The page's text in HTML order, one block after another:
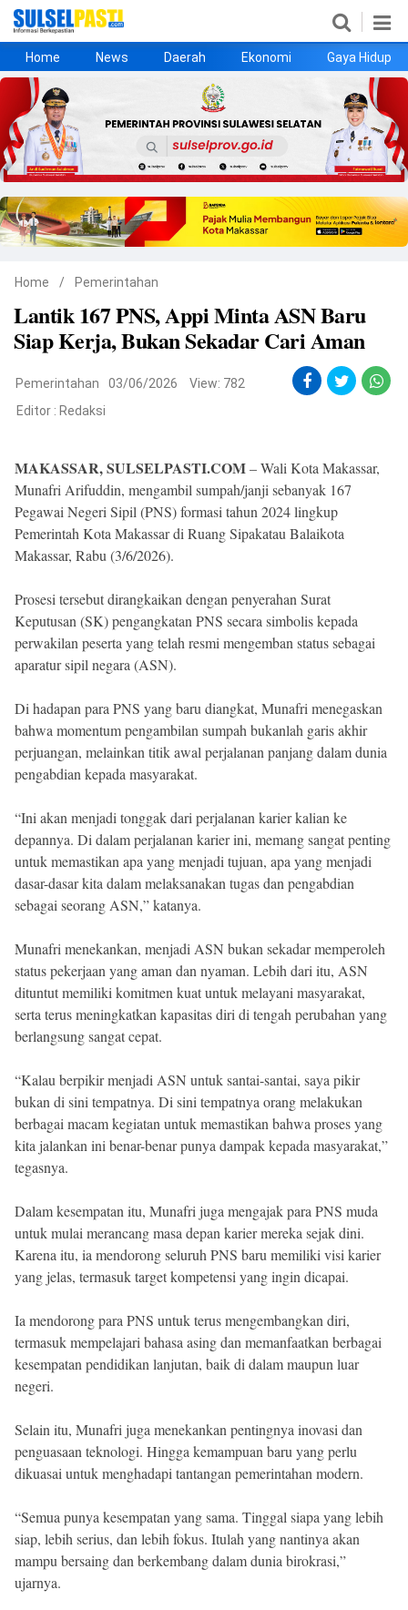
Home
News
Daerah
Ekonomi
Gaya Hidup
Kesehatan
Metro
Nasional
Hukrim
Olahraga
Politik
UMKM
Opini
©
Copyright
2026
Sulselpasti.com
All
Reserved
Home News Daerah Ekonomi Gaya Hidup
Home / Pemerintahan
Lantik 167 PNS, Appi Minta ASN Baru
Siap Kerja, Bukan Sekadar Cari Aman
Pemerintahan 03/06/2026
View: 782
Editor : Redaksi
MAKASSAR, SULSELPASTI.COM– Wali Kota Makassar,
Munafri Arifuddin, mengambil sumpah/janji sebanyak 167
Pegawai Negeri Sipil (PNS) formasi tahun 2024 lingkup
Pemerintah Kota Makassar di Ruang Sipakatau Balaikota
Makassar, Rabu (3/6/2026).
Prosesi tersebut dirangkaikan dengan penyerahan Surat
Keputusan (SK) pengangkatan PNS secara simbolis kepada
perwakilan peserta yang telah resmi mengemban status sebagai
aparatur sipil negara (ASN).
Di hadapan para PNS yang baru diangkat, Munafri menegaskan
bahwa momentum pengambilan sumpah bukanlah garis akhir
perjuangan, melainkan titik awal perjalanan panjang dalam dunia
pengabdian kepada masyarakat.
“Ini akan menjadi tonggak dari perjalanan karier kalian ke
depannya. Di dalam perjalanan karier ini, memang sangat penting
untuk memastikan apa yang menjadi tujuan, apa yang menjadi
dasar-dasar kita dalam melaksanakan tugas dan pengabdian
sebagai seorang ASN,” katanya.
Munafri menekankan, menjadi ASN bukan sekadar memperoleh
status pekerjaan yang aman dan nyaman. Lebih dari itu, ASN
dituntut memiliki komitmen kuat untuk melayani masyarakat,
serta terus meningkatkan kapasitas diri di tengah perubahan yang
berlangsung sangat cepat.
“Kalau berpikir menjadi ASN untuk santai-santai, saya pikir
bukan di sini tempatnya. Di sini tempatnya orang melakukan
berbagai macam kegiatan untuk memastikan bahwa proses yang
kita jalankan ini benar-benar punya dampak kepada masyarakat,”
tegasnya.
Dalam kesempatan itu, Munafri juga mengajak para PNS muda
untuk mulai merancang masa depan karier mereka sejak dini.
Karena itu, ia mendorong seluruh PNS baru memiliki visi karier
yang jelas, termasuk target kompetensi yang ingin dicapai.
Ia mendorong para PNS untuk terus mengembangkan diri,
termasuk mempelajari bahasa asing dan memanfaatkan berbagai
kesempatan pendidikan lanjutan, baik di dalam maupun luar
negeri.
Selain itu, Munafri juga menekankan pentingnya inovasi dan
penguasaan teknologi. Hingga kemampuan baru yang perlu
dikuasai untuk menghadapi tantangan pemerintahan modern.
“Semua punya kesempatan yang sama. Tinggal siapa yang lebih
siap, lebih serius, dan lebih fokus. Itulah yang nantinya akan
mampu bersaing dan berkembang dalam dunia birokrasi,”
ujarnya.